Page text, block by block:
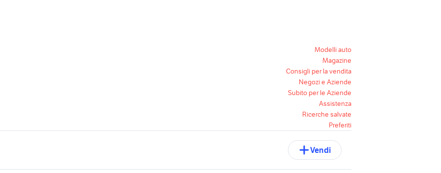
Modelli auto
Magazine
Consigli per la vendita
Negozi e Aziende
Subito per le Aziende
Assistenza
Ricerche salvate
Preferiti
Vendi